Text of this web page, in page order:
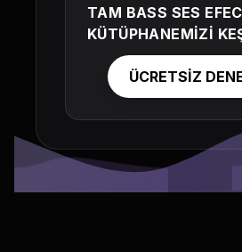
TAM BASS SES
KÜTÜPHANEMİZİ
ÜCRETSİZ